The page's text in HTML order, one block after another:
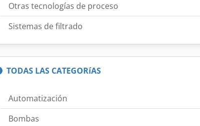
Otras tecnologías de proceso
Sistemas de filtrado
TODAS LAS CATEGORíAS
Automatización
Bombas